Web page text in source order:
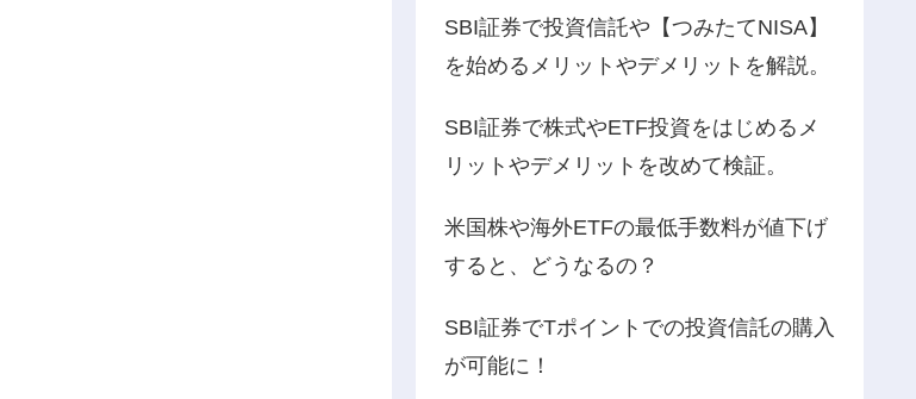
SBI証券で投資信託や【つみたてNISA】
を始めるメリットやデメリットを解説。
SBI証券で株式やETF投資をはじめるメ
リットやデメリットを改めて検証。
米国株や海外ETFの最低手数料が値下げ
すると、どうなるの？
SBI証券でTポイントでの投資信託の購入
が可能に！